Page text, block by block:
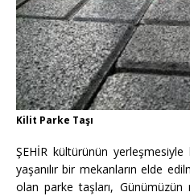
Kilit Parke Taşı
ŞEHİR kültürünün
yaşanılır bir mekanların elde
olan parke taşları,